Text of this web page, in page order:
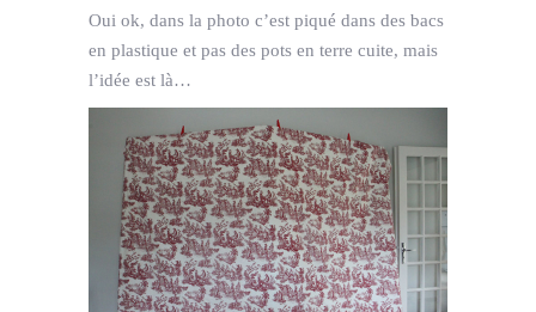
Oui ok, dans la photo c’est piqué dans des bacs
en plastique et pas des pots en terre cuite, mais
l’idée est là…